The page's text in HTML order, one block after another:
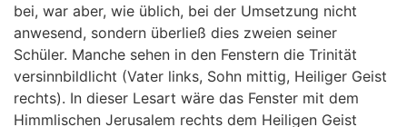
bei, war aber, wie üblich, bei der Umsetzung nicht
anwesend, sondern überließ dies zweien seiner
Schüler. Manche sehen in den Fenstern die Trinität
versinnbildlicht (Vater links, Sohn mittig, Heiliger Geist
rechts). In dieser Lesart wäre das Fenster mit dem
Himmlischen Jerusalem rechts dem Heiligen Geist